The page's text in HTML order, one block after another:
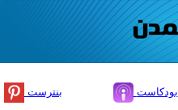
بنترست بودكاست